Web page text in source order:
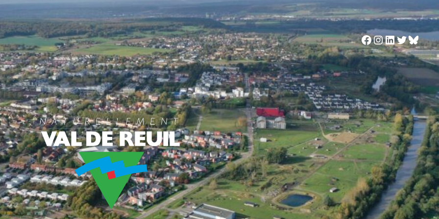
Facebook
Instagram
LinkedIn
Twitter